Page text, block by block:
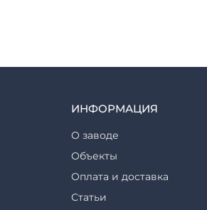
ИНФОРМАЦИЯ
О заводе
Объекты
Оплата и доставка
Статьи